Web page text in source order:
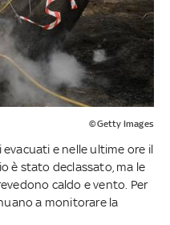
©Getty Images
e nelle ultime ore il
è stato declassato, ma le
caldo e vento. Per
a monitorare la